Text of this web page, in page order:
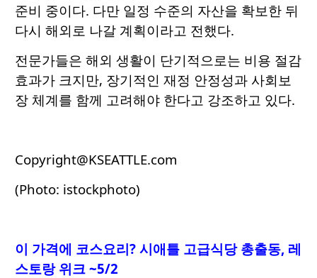
준비 중이다. 다만 일정 수준의 자산을 확보한 뒤
다시 해외로 나갈 계획이라고 전했다.
전문가들은 해외 생활이 단기적으로는 비용 절감
효과가 크지만, 장기적인 재정 안정성과 사회보
장 체계를 함께 고려해야 한다고 강조하고 있다.
Copyright@KSEATTLE.com
(Photo: istockphoto)
이 가격에 코스요리? 시애틀 고급식당 총출동, 레
스토랑 위크 ~5/2